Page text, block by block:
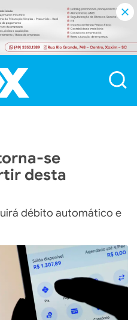
se
desta
débito automático e